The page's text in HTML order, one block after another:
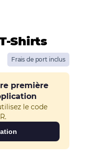
Shirts
Frais de port inclus
première
le code